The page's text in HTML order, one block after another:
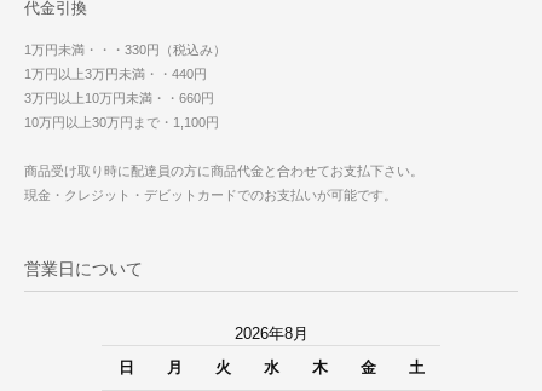
代金引換
1万円未満・・・330円（税込み）
1万円以上3万円未満・・440円
3万円以上10万円未満・・660円
10万円以上30万円まで・1,100円
商品受け取り時に配達員の方に商品代金と合わせてお支払下さい。
現金・クレジット・デビットカードでのお支払いが可能です。
営業日について
2026年8月
日
月 火 水 木 金 土